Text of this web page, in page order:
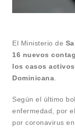
El Ministerio de
16 nuevos
los casos activos
Dominicana
Según el último
enfermedad, por
por coronavirus